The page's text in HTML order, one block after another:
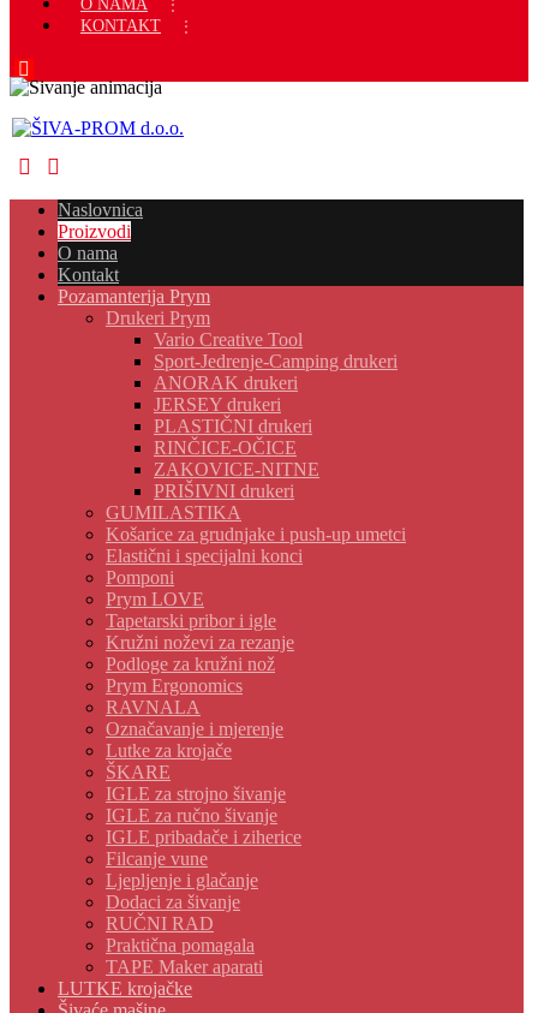
O NAMA
KONTAKT
Naslovnica
Proizvodi
O nama
Kontakt
Pozamanterija Prym
Drukeri Prym
Vario Creative Tool
Sport-Jedrenje-Camping drukeri
ANORAK drukeri
JERSEY drukeri
PLASTIČNI drukeri
RINČICE-OČICE
ZAKOVICE-NITNE
PRIŠIVNI drukeri
GUMILASTIKA
Košarice za grudnjake i push-up umetci
Elastični i specijalni konci
Pomponi
Prym LOVE
Tapetarski pribor i igle
Kružni noževi za rezanje
Podloge za kružni nož
Prym Ergonomics
RAVNALA
Označavanje i mjerenje
Lutke za krojače
ŠKARE
IGLE za strojno šivanje
IGLE za ručno šivanje
IGLE pribadače i ziherice
Filcanje vune
Ljepljenje i glačanje
Dodaci za šivanje
RUČNI RAD
Praktična pomagala
TAPE Maker aparati
LUTKE krojačke